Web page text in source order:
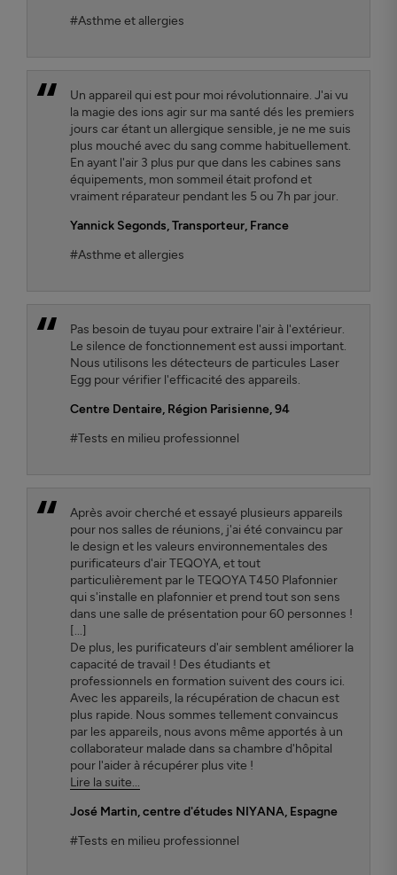
#Asthme et allergies
Un appareil qui est pour moi révolutionnaire. J'ai vu
la magie des ions agir sur ma santé dés les premiers
jours car étant un allergique sensible, je ne me suis
plus mouché avec du sang comme habituellement.
En ayant l'air 3 plus pur que dans les cabines sans
équipements, mon sommeil était profond et
vraiment réparateur pendant les 5 ou 7h par jour.
Yannick Segonds, Transporteur, France
#Asthme et allergies
Pas besoin de tuyau pour extraire l'air à l'extérieur.
Le silence de fonctionnement est aussi important.
Nous utilisons les détecteurs de particules Laser
Egg pour vérifier l'efficacité des appareils.
Centre Dentaire, Région Parisienne, 94
#Tests en milieu professionnel
Après avoir cherché et essayé plusieurs appareils
pour nos salles de réunions, j'ai été convaincu par
le design et les valeurs environnementales des
purificateurs d'air TEQOYA, et tout
particulièrement par le TEQOYA T450 Plafonnier
qui s'installe en plafonnier et prend tout son sens
dans une salle de présentation pour 60 personnes !
[...]
De plus, les purificateurs d'air semblent améliorer la
capacité de travail ! Des étudiants et
professionnels en formation suivent des cours ici.
Avec les appareils, la récupération de chacun est
plus rapide. Nous sommes tellement convaincus
par les appareils, nous avons même apportés à un
collaborateur malade dans sa chambre d'hôpital
pour l'aider à récupérer plus vite !
Lire la suite...
José Martin, centre d'études NIYANA, Espagne
#Tests en milieu professionnel